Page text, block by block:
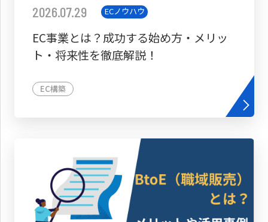
2026.07.29 ECノウハウ
EC事業とは？成功する始め方・メリッ
ト・将来性を徹底解説！
EC構築